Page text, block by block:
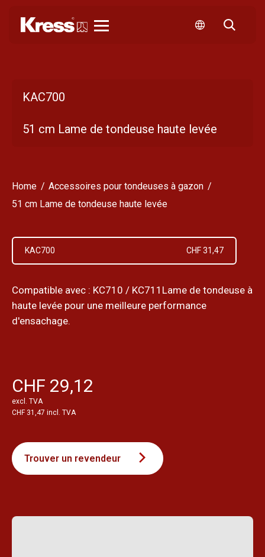
KAC700
51 cm Lame de tondeuse haute levée
Home
Accessoires pour tondeuses à gazon
51 cm Lame de tondeuse haute levée
KAC700 CHF 31,47
Compatible avec : KC710 / KC711Lame de tondeuse à
haute levée pour une meilleure performance
d'ensachage.
CHF 29,12
excl. TVA
CHF 31,47 incl. TVA
Trouver un revendeur